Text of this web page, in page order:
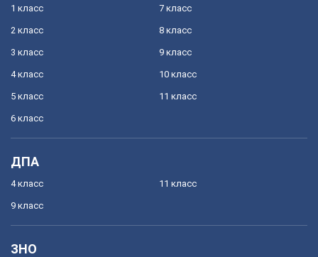
1 класс
2 класс
3 класс
4 класс
5 класс
6 класс
7 класс
8 класс
9 класс
10 класс
11 класс
ДПА
4 класс
9 класс
11 класс
ЗНО